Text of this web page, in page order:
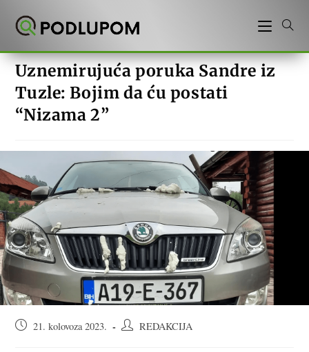
Uznemirujuća poruka Sandre iz
Tuzle: Bojim da ću postati
“Nizama 2”
Objava21. kolovoza 2023.
AutorREDAKCIJA